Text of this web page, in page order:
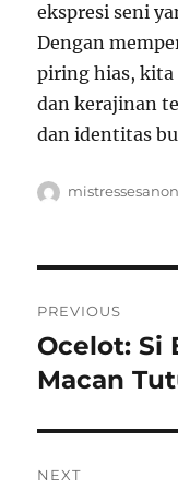
ekspresi seni
Dengan
piring hias, kita
dan kerajinan
dan identitas
Author
pos
PREVIOUS
Previous
post:
Ocelot: Si
Macan
NEXT